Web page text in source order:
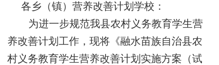
各乡（镇）营养改善计划学校：
为进一步规范我县农村义务教育学生营
养改善计划工作，现将《融水苗族自治县农
村义务教育学生营养改善计划实施方案（试